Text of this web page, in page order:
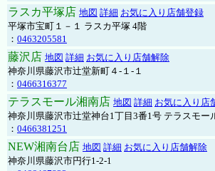
ラスカ平塚店 地図 詳細 お気に入り店舗登録
平塚市宝町１－１ ラスカ平塚 4階
： 0463205581
藤沢店 地図 詳細 お気に入り店舗解除
神奈川県藤沢市辻堂新町４-１-１
： 0466316377
テラスモール湘南店 地図 詳細 お気に入り店
神奈川県藤沢市辻堂神台1丁目3番1号 テラスモー
： 0466381251
NEW湘南台店 地図 詳細 お気に入り店舗解除
神奈川県藤沢市円行1-2-1